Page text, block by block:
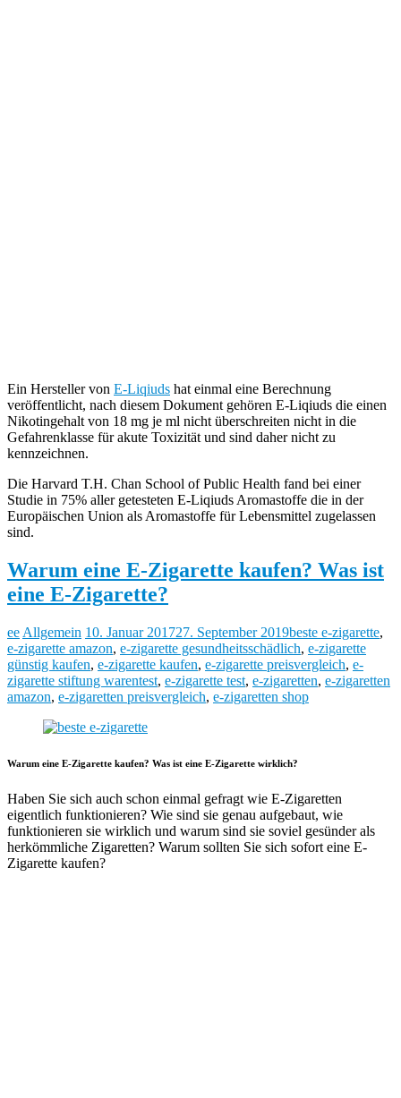
Ein Hersteller von E-Liqiuds hat einmal eine Berechnung
veröffentlicht, nach diesem Dokument gehören E-Liqiuds die einen
Nikotingehalt von 18 mg je ml nicht überschreiten nicht in die
Gefahrenklasse für akute Toxizität und sind daher nicht zu
kennzeichnen.
Die Harvard T.H. Chan School of Public Health fand bei einer
Studie in 75% aller getesteten E-Liqiuds Aromastoffe die in der
Europäischen Union als Aromastoffe für Lebensmittel zugelassen
sind.
Warum eine E-Zigarette kaufen? Was ist
eine E-Zigarette?
ee Allgemein 10. Januar 201727. September 2019beste e-zigarette,
e-zigarette amazon, e-zigarette gesundheitsschädlich, e-zigarette
günstig kaufen, e-zigarette kaufen, e-zigarette preisvergleich, e-
zigarette stiftung warentest, e-zigarette test, e-zigaretten, e-zigaretten
amazon, e-zigaretten preisvergleich, e-zigaretten shop
Warum eine E-Zigarette kaufen? Was ist eine E-Zigarette wirklich?
Haben Sie sich auch schon einmal gefragt wie E-Zigaretten
eigentlich funktionieren? Wie sind sie genau aufgebaut, wie
funktionieren sie wirklich und warum sind sie soviel gesünder als
herkömmliche Zigaretten? Warum sollten Sie sich sofort eine E-
Zigarette kaufen?